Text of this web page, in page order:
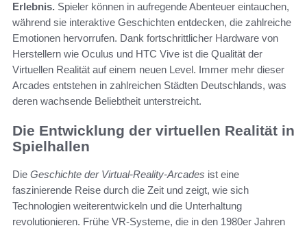
Erlebnis. Spieler können in aufregende Abenteuer eintauchen,
während sie interaktive Geschichten entdecken, die zahlreiche
Emotionen hervorrufen. Dank fortschrittlicher Hardware von
Herstellern wie Oculus und HTC Vive ist die Qualität der
Virtuellen Realität auf einem neuen Level. Immer mehr dieser
Arcades entstehen in zahlreichen Städten Deutschlands, was
deren wachsende Beliebtheit unterstreicht.
Die Entwicklung der virtuellen Realität in
Spielhallen
Die Geschichte der Virtual-Reality-Arcades ist eine
faszinierende Reise durch die Zeit und zeigt, wie sich
Technologien weiterentwickeln und die Unterhaltung
revolutionieren. Frühe VR-Systeme, die in den 1980er Jahren